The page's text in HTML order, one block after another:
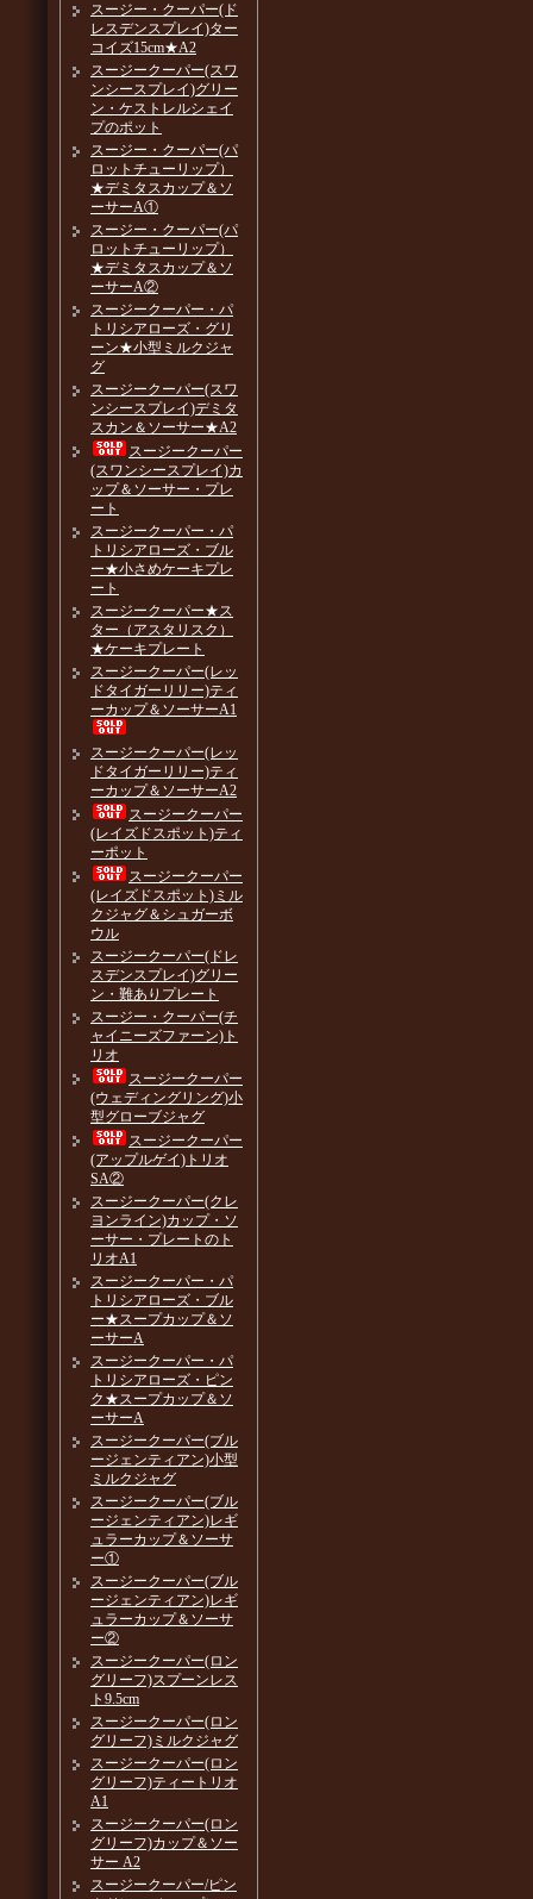
スージー・クーパー(ド
レスデンスプレイ)ター
コイズ15cm★A2
スージークーパー(スワ
ンシースプレイ)グリー
ン・ケストレルシェイ
プのポット
スージー・クーパー(パ
ロットチューリップ）
★デミタスカップ＆ソ
ーサーA①
スージー・クーパー(パ
ロットチューリップ）
★デミタスカップ＆ソ
ーサーA②
スージークーパー・パ
トリシアローズ・グリ
ーン★小型ミルクジャ
グ
スージークーパー(スワ
ンシースプレイ)デミタ
スカン＆ソーサー★A2
スージークーパー
(スワンシースプレイ)カ
ップ＆ソーサー・プレ
ート
スージークーパー・パ
トリシアローズ・ブル
ー★小さめケーキプレ
ート
スージークーパー★ス
ター（アスタリスク）
★ケーキプレート
スージークーパー(レッ
ドタイガーリリー)ティ
ーカップ＆ソーサーA1
スージークーパー(レッ
ドタイガーリリー)ティ
ーカップ＆ソーサーA2
スージークーパー
(レイズドスポット)ティ
ーポット
スージークーパー
(レイズドスポット)ミル
クジャグ＆シュガーボ
ウル
スージークーパー(ドレ
スデンスプレイ)グリー
ン・難ありプレート
スージー・クーパー(チ
ャイニーズファーン)ト
リオ
スージークーパー
(ウェディングリング)小
型グローブジャグ
スージークーパー
(アップルゲイ)トリオ
SA②
スージークーパー(クレ
ヨンライン)カップ・ソ
ーサー・プレートのト
リオA1
スージークーパー・パ
トリシアローズ・ブル
ー★スープカップ＆ソ
ーサーA
スージークーパー・パ
トリシアローズ・ピン
ク★スープカップ＆ソ
ーサーA
スージークーパー(ブル
ージェンティアン)小型
ミルクジャグ
スージークーパー(ブル
ージェンティアン)レギ
ュラーカップ＆ソーサ
ー①
スージークーパー(ブル
ージェンティアン)レギ
ュラーカップ＆ソーサ
ー②
スージークーパー(ロン
グリーフ)スプーンレス
ト9.5cm
スージークーパー(ロン
グリーフ)ミルクジャグ
スージークーパー(ロン
グリーフ)ティートリオ
A1
スージークーパー(ロン
グリーフ)カップ＆ソー
サー A2
スージークーパー/ピン